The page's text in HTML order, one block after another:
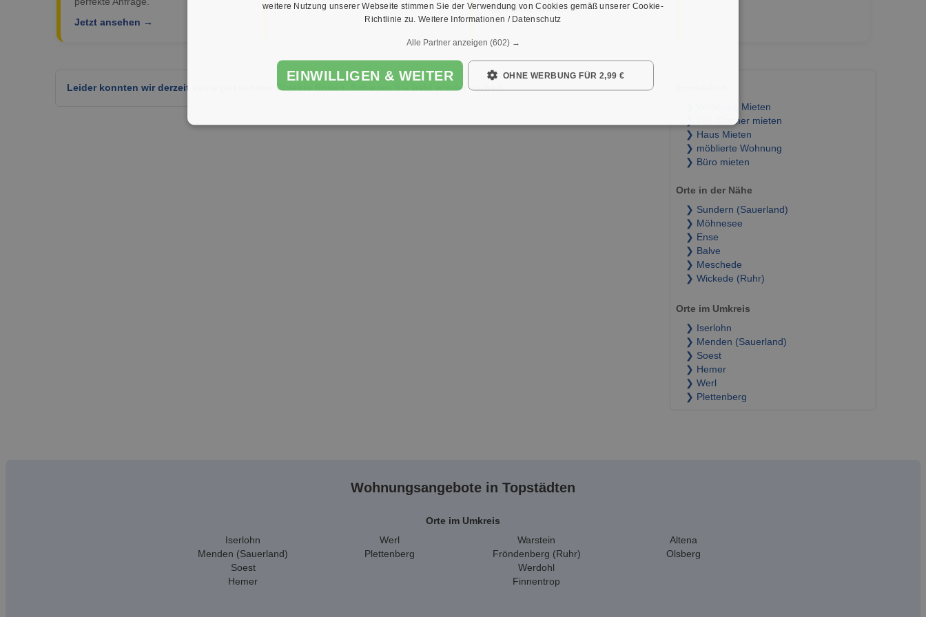
Jetzt ansehen →
Übersicht öffnen →
Leider konnten wir derzeit keine passenden Objekte finden. Schauen Sie bald wieder vorbei!
❯ Wohnung Mieten
❯ WG Zimmer mieten
❯ Haus Mieten
❯ möblierte Wohnung
❯ Büro mieten
Orte in der Nähe
❯ Sundern (Sauerland)
❯ Möhnesee
❯ Ense
❯ Balve
❯ Meschede
❯ Wickede (Ruhr)
Orte im Umkreis
❯ Iserlohn
❯ Menden (Sauerland)
❯ Soest
❯ Hemer
❯ Werl
❯ Plettenberg
Wohnungsangebote in Topstädten
Orte im Umkreis
Iserlohn
Menden (Sauerland)
Soest
Hemer
Werl
Plettenberg
Warstein
Fröndenberg (Ruhr)
Werdohl
Finnentrop
Altena
Olsberg
weitere Nutzung unserer Webseite stimmen Sie der Verwendung von Cookies gemäß unserer Cookie-
Richtlinie zu. Weitere Informationen / Datenschutz
Alle Partner anzeigen (602) →
EINWILLIGEN & WEITER OHNE WERBUNG FÜR 2,99 €